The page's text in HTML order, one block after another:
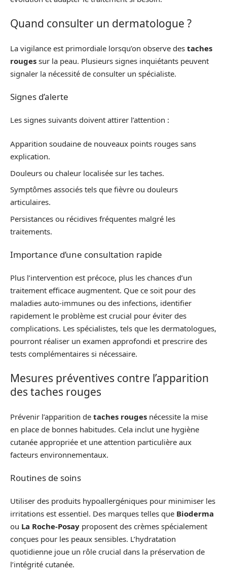
Quand consulter un dermatologue ?
La vigilance est primordiale lorsqu’on observe des taches
rouges sur la peau. Plusieurs signes inquiétants peuvent
signaler la nécessité de consulter un spécialiste.
Signes d’alerte
Les signes suivants doivent attirer l’attention :
Apparition soudaine de nouveaux points rouges sans
explication.
Douleurs ou chaleur localisée sur les taches.
Symptômes associés tels que fièvre ou douleurs
articulaires.
Persistances ou récidives fréquentes malgré les
traitements.
Importance d’une consultation rapide
Plus l’intervention est précoce, plus les chances d’un
traitement efficace augmentent. Que ce soit pour des
maladies auto-immunes ou des infections, identifier
rapidement le problème est crucial pour éviter des
complications. Les spécialistes, tels que les dermatologues,
pourront réaliser un examen approfondi et prescrire des
tests complémentaires si nécessaire.
Mesures préventives contre l’apparition
des taches rouges
Prévenir l’apparition de taches rouges nécessite la mise
en place de bonnes habitudes. Cela inclut une hygiène
cutanée appropriée et une attention particulière aux
facteurs environnementaux.
Routines de soins
Utiliser des produits hypoallergéniques pour minimiser les
irritations est essentiel. Des marques telles que Bioderma
ou La Roche-Posay proposent des crèmes spécialement
conçues pour les peaux sensibles. L’hydratation
quotidienne joue un rôle crucial dans la préservation de
l’intégrité cutanée.